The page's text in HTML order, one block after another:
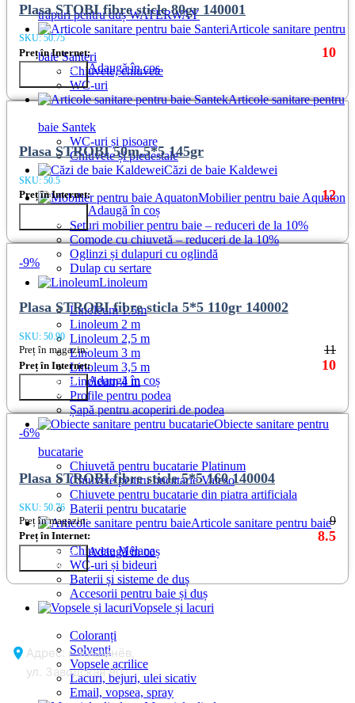
trapuri pentru duș WATERWAY
Articole sanitare pentru
baie Santeri
Chiuvete, chiuvete
WC-uri
Articole sanitare pentru
baie Santek
WC-uri și pisoare
Chiuvete și piedestale
Căzi de baie Kaldewei
Mobilier pentru baie Aquaton
Seturi mobilier pentru baie – reduceri de la 10%
Comode cu chiuvetă – reduceri de la 10%
Oglinzi și dulapuri cu oglindă
Dulap cu sertare
Linoleum
Linoleum 1.5m
Linoleum 2 m
Linoleum 2,5 m
Linoleum 3 m
Linoleum 3,5 m
Linoleum 4 m
Profile pentru podea
Șapă pentru acoperiri de podea
Obiecte sanitare pentru
bucatarie
Chiuvetă pentru bucatarie Platinum
Chiuvete pentru bucatarie Valeso
Chiuvete pentru bucatarie din piatra artificiala
Baterii pentru bucatarie
Articole sanitare pentru baie
Chiuvete Melana
WC-uri și bideuri
Baterii și sisteme de duș
Accesorii pentru baie și duș
Vopsele și lacuri
Coloranți
Solvenți
Vopsele acrilice
Lacuri, bejuri, ulei sicativ
Email, vopsea, spray
Plasa STOBI fibre sticle 80gr 140001
SKU:50.75
Preț în Internet: 10
Купить в
1 клик
Adaugă în coș
Plasa STROBI 50m.5*5 145gr
SKU: 50.5
Preț în Internet: 12
1 клик
Adaugă în coș
-9%
Plasa STROBI fibre sticla 5*5 110gr 140002
SKU: 50.90
Preț în magazin: 11
Preț în Internet: 10
Купить в
1 клик
Adaugă în coș
-6%
Plasa STROBI fibre sticle 5*5 160 140004
SKU: 50.76
Preț în magazin: 9
Preț în Internet: 8.5
Купить в
1 клик
Adaugă în coș
Адрес: г. Кишинёв,
ул. Заводская 90